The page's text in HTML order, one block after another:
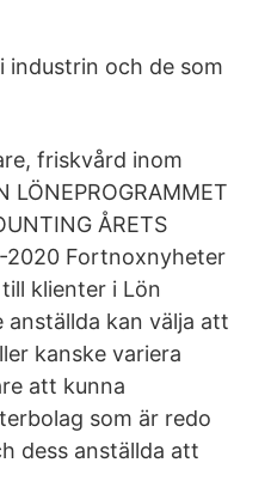
industrin och de som
friskvård inom
ÅRETS
2020 Fortnoxnyheter
klienter i Lön
kan välja att
kanske variera
att kunna
som är redo
dess anställda att